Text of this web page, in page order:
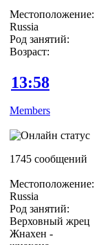
Местоположение:
Russia
Род занятий:
Возраст:
13:58
Members
1745 сообщений
Местоположение:
Russia
Род занятий:
Верховный жрец
Жнахен -